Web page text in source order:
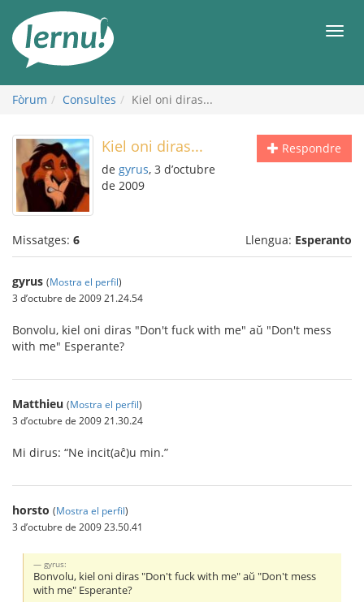
contingut
Fòrum Consultes Kiel oni diras...
Respondre
Kiel oni diras...
de gyrus, 3 d’octubre
de 2009
Missatges: 6 Llengua: Esperanto
gyrus (Mostra el perfil)
3 d’octubre de 2009 21.24.54
Bonvolu, kiel oni diras "Don't fuck with me" aŭ "Don't mess
with me" Esperante?
Matthieu (Mostra el perfil)
3 d’octubre de 2009 21.30.24
Mi dirus: “Ne incit(aĉ)u min.”
horsto (Mostra el perfil)
3 d’octubre de 2009 23.50.41
gyrus:
Bonvolu, kiel oni diras "Don't fuck with me" aŭ "Don't mess
with me" Esperante?